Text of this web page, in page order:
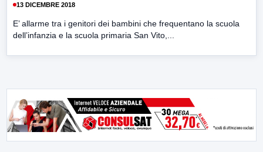
13 DICEMBRE 2018
E’ allarme tra i genitori dei bambini che frequentano la scuola
dell’infanzia e la scuola primaria San Vito,...